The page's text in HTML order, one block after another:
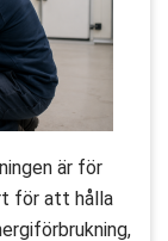
är för
för att hålla